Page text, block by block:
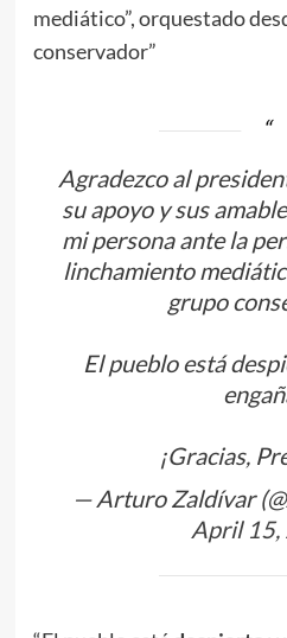
mediático”, orquestado
conservador”
Agradezco al
su apoyo y sus
mi persona ante la
linchamiento
grupo
El pueblo está
¡Gracias,
— Arturo Zaldívar
April 15,